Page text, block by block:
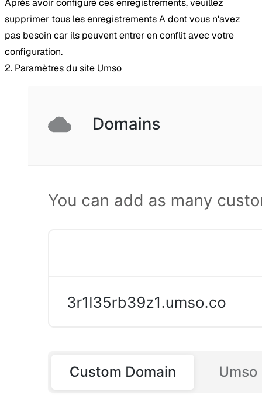
Après avoir configuré ces enregistrements, veuillez
supprimer tous les enregistrements A dont vous n'avez
pas besoin car ils peuvent entrer en conflit avec votre
configuration.
2. Paramètres du site Umso